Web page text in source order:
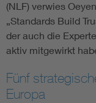
(NLF) verwies
„Standards Build
der auch die
aktiv mitgewirkt
Fünf
Europa